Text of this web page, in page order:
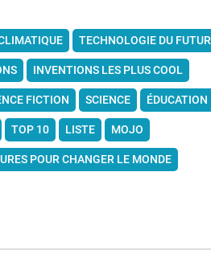
TECHNOLOGIE DU FUTUR
INVENTIONS LES PLUS COOL
FICTION SCIENCE ÉDUCATION
TOP 10 LISTE MOJO
POUR CHANGER LE MONDE